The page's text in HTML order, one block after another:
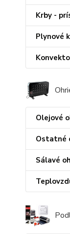
Krby -
Plynové
Olejové
Ostatné
Sálavé